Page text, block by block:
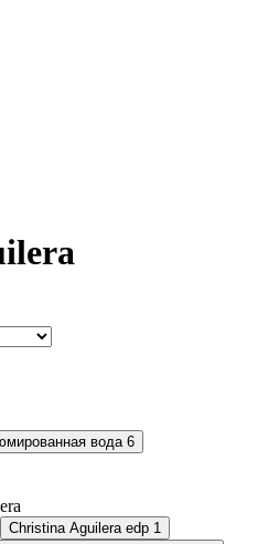
вода 6
Christina Aguilera edp 1